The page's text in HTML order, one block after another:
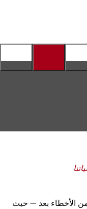
الأخطاء بعد — حيث